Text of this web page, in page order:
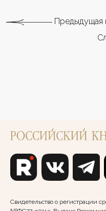
Предыдущая
Свидетельство о регистрации